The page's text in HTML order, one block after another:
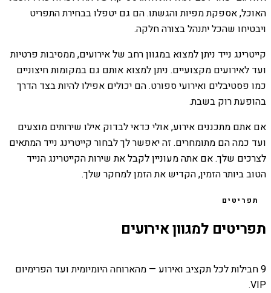
האוכל, אספקת מפיות והגשתו. הם גם יטפלו בבחירת התפריט
ויבטיחו שהכל יתנהל בצורה חלקה.
קייטרינג נייד ניתן למצוא במגוון רחב של אירועים, ממסיבות פרטיות
ועד לאירועים מקצועיים. ניתן למצוא אותם גם במקומות חיצוניים
כמו פסטיבלים ואירועי ספורט. הם יכולים אפילו להיות בצד הדרך
בהופעת רוק בשבת.
אם אתם מתכננים אירוע, אולי כדאי לבדוק אילו שירותים מוצעים
ועד כמה הם מתומחרים. זה יאפשר לך לבחור קייטרינג נייד המתאים
לצרכים שלך. אם אתה מעוניין לקבל את שירות הקייטרינג הנייד
הטוב ביותר הזמין, הקדיש את הזמן למחקר שלך.
תפריטים
תפריטים למגוון אירועים
9 חבילות לכל תקציב ואירוע — מהארוחה היומיומית ועד הפרימיום
VIP.